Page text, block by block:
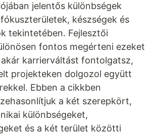
jelentős különbségek
készségek és
tekintetében. Fejlesztői
fontos megérteni ezeket
karrierváltást fontolgatsz,
projekteken dolgozol együtt
Ebben a cikkben
a két szerepkört,
különbségeket,
és a két terület közötti